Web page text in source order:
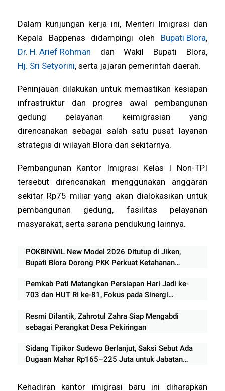
Dalam kunjungan kerja ini, Menteri Imigrasi dan
Kepala Bappenas didampingi oleh Bupati Blora,
Dr. H. Arief Rohman dan Wakil Bupati Blora,
Hj. Sri Setyorini, serta jajaran pemerintah daerah.
Peninjauan dilakukan untuk memastikan kesiapan
infrastruktur dan progres awal pembangunan
gedung pelayanan keimigrasian yang
direncanakan sebagai salah satu pusat layanan
strategis di wilayah Blora dan sekitarnya.
Pembangunan Kantor Imigrasi Kelas I Non-TPI
tersebut direncanakan menggunakan anggaran
sekitar Rp75 miliar yang akan dialokasikan untuk
pembangunan gedung, fasilitas pelayanan
masyarakat, serta sarana pendukung lainnya.
POKBINWIL New Model 2026 Ditutup di Jiken,
Bupati Blora Dorong PKK Perkuat Ketahanan
Pemkab Pati Matangkan Persiapan Hari Jadi ke-
703 dan HUT RI ke-81, Fokus pada Sinergi
Resmi Dilantik, Zahrotul Zahra Siap Mengabdi
sebagai Perangkat Desa Pekiringan
Sidang Tipikor Sudewo Berlanjut, Saksi Sebut Ada
Dugaan Mahar Rp165–225 Juta untuk Jabatan
Kehadiran kantor imigrasi baru ini diharapkan